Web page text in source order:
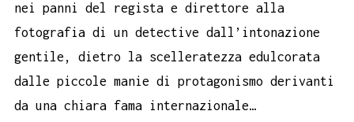
nei panni del regista e direttore alla
fotografia di un detective dall’intonazione
gentile, dietro la scelleratezza edulcorata
dalle piccole manie di protagonismo derivanti
da una chiara fama internazionale…